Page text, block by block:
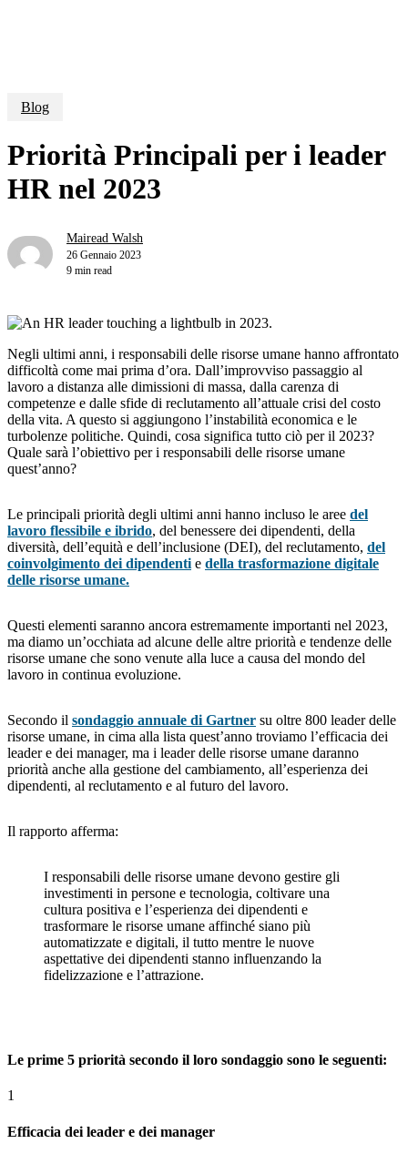
Blog
Priorità Principali per i leader
HR nel 2023
Mairead Walsh
26 Gennaio 2023
9 min read
Negli ultimi anni, i responsabili delle risorse umane hanno affrontato
difficoltà come mai prima d’ora. Dall’improvviso passaggio al
lavoro a distanza alle dimissioni di massa, dalla carenza di
competenze e dalle sfide di reclutamento all’attuale crisi del costo
della vita. A questo si aggiungono l’instabilità economica e le
turbolenze politiche. Quindi, cosa significa tutto ciò per il 2023?
Quale sarà l’obiettivo per i responsabili delle risorse umane
quest’anno?
Le principali priorità degli ultimi anni hanno incluso le aree del
lavoro flessibile e ibrido, del benessere dei dipendenti, della
diversità, dell’equità e dell’inclusione (DEI), del reclutamento, del
coinvolgimento dei dipendenti e della trasformazione digitale
delle risorse umane.
Questi elementi saranno ancora estremamente importanti nel 2023,
ma diamo un’occhiata ad alcune delle altre priorità e tendenze delle
risorse umane che sono venute alla luce a causa del mondo del
lavoro in continua evoluzione.
Secondo il sondaggio annuale di Gartner su oltre 800 leader delle
risorse umane, in cima alla lista quest’anno troviamo l’efficacia dei
leader e dei manager, ma i leader delle risorse umane daranno
priorità anche alla gestione del cambiamento, all’esperienza dei
dipendenti, al reclutamento e al futuro del lavoro.
Il rapporto afferma:
I responsabili delle risorse umane devono gestire gli
investimenti in persone e tecnologia, coltivare una
cultura positiva e l’esperienza dei dipendenti e
trasformare le risorse umane affinché siano più
automatizzate e digitali, il tutto mentre le nuove
aspettative dei dipendenti stanno influenzando la
fidelizzazione e l’attrazione.
Le prime 5 priorità secondo il loro sondaggio sono le seguenti:
1
Efficacia dei leader e dei manager